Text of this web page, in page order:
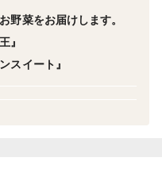
ムにんにく「白玉王」
この希少な食体験を是
野菜をお届けします。
』
スイート』